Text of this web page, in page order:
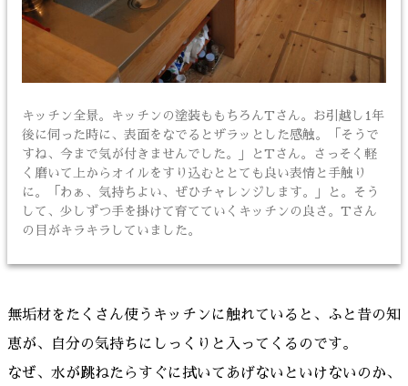
キッチン全景。キッチンの塗装ももちろんTさん。お引越し1年
後に伺った時に、表面をなでるとザラッとした感触。「そうで
すね、今まで気が付きませんでした。」とTさん。さっそく軽
く磨いて上からオイルをすり込むととても良い表情と手触り
に。「わぁ、気持ちよい、ぜひチャレンジします。」と。そう
して、少しずつ手を掛けて育てていくキッチンの良さ。Tさん
の目がキラキラしていました。
無垢材をたくさん使うキッチンに触れていると、ふと昔の知
恵が、自分の気持ちにしっくりと入ってくるのです。
なぜ、水が跳ねたらすぐに拭いてあげないといけないのか、